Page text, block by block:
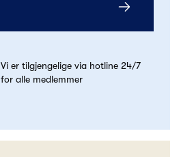
Vi er tilgjengelige via hotline 24/7
for alle medlemmer